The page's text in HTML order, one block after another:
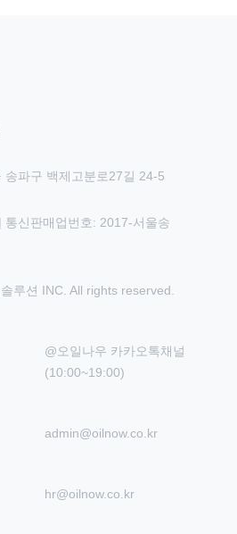
파구 백제고분로27길 24-5
신판매업번호: 2017-서울송
루션 INC. All rights reserved.
@오일나우 카카오톡채널
(10:00~19:00)
admin@oilnow.co.kr
hr@oilnow.co.kr